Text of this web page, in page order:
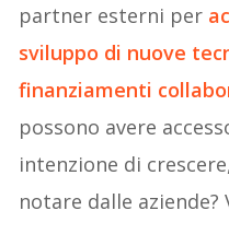
partner esterni per
sviluppo di nuove
finanziamenti
possono avere
intenzione di
notare dalle aziende?